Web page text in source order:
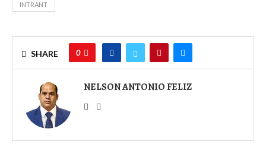
INTRANT
SHARE 0
NELSON ANTONIO FELIZ